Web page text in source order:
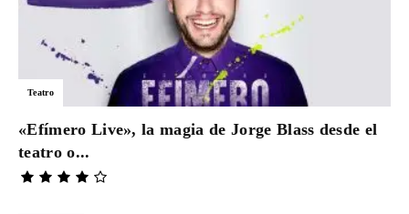
Teatro
«Efímero Live», la magia de Jorge Blass desde el
teatro o...